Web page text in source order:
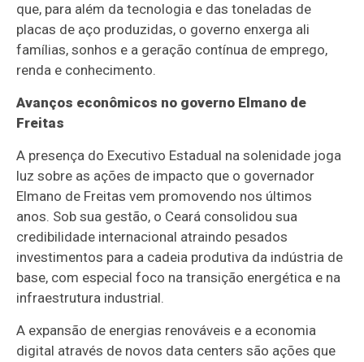
que, para além da tecnologia e das toneladas de
placas de aço produzidas, o governo enxerga ali
famílias, sonhos e a geração contínua de emprego,
renda e conhecimento.
Avanços econômicos no governo Elmano de
Freitas
A presença do Executivo Estadual na solenidade joga
luz sobre as ações de impacto que o governador
Elmano de Freitas vem promovendo nos últimos
anos. Sob sua gestão, o Ceará consolidou sua
credibilidade internacional atraindo pesados
investimentos para a cadeia produtiva da indústria de
base, com especial foco na transição energética e na
infraestrutura industrial.
A expansão de energias renováveis e a economia
digital através de novos data centers são ações que